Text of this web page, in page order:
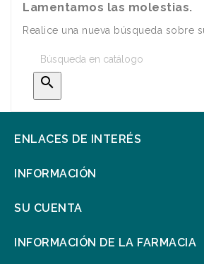
Lamentamos las molestias.
Realice una nueva búsqueda sobre

ENLACES DE INTERÉS
INFORMACIÓN
SU CUENTA
INFORMACIÓN DE LA FARMACIA